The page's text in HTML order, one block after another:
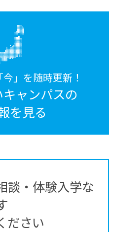
」を随時更新！
ャンパスの
を見る
談・体験入学な
ださい